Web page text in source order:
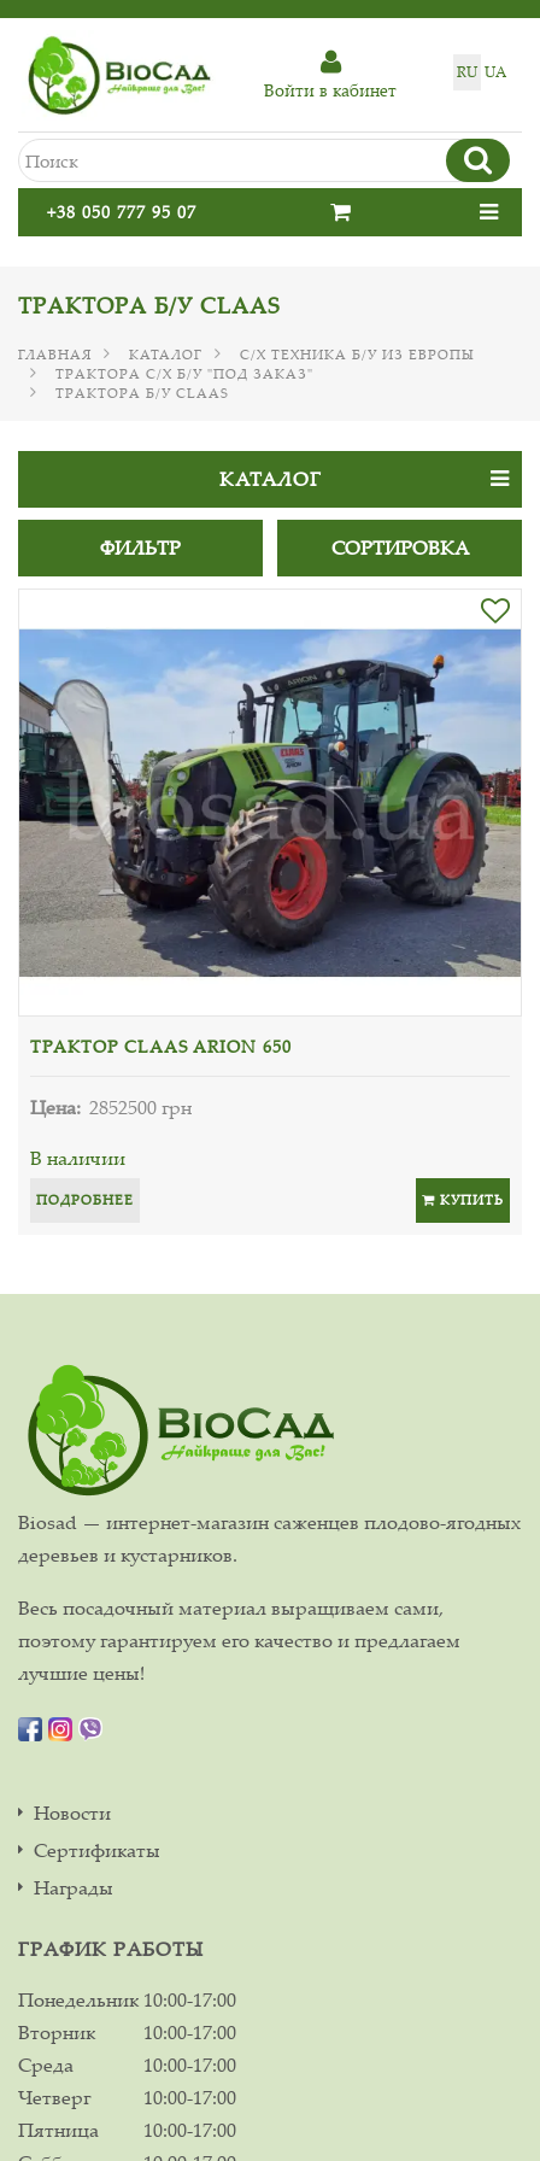
RU UA
Войти в кабинет
+38 050 777 95 07
ТРАКТОРА Б/У CLAAS
ГЛАВНАЯ КАТАЛОГ
С/Х ТЕХНИКА Б/У ИЗ ЕВРОПЫ
ТРАКТОРА С/Х Б/У "ПОД ЗАКАЗ"
ТРАКТОРА Б/У CLAAS
КАТАЛОГ
ФИЛЬТР СОРТИРОВКА
ТРАКТОР CLAAS ARION 650
Цена: 2852500 грн
В наличии
ПОДРОБНЕЕ КУПИТЬ
Biosad — интернет-магазин саженцев плодово-ягодных
деревьев и кустарников.
Весь посадочный материал выращиваем сами,
поэтому гарантируем его качество и предлагаем
лучшие цены!
Новости
Сертификаты
Награды
ГРАФИК РАБОТЫ
Понедельник 10:00-17:00
Вторник
10:00-17:00
Среда
10:00-17:00
Четверг
10:00-17:00
Пятница
10:00-17:00